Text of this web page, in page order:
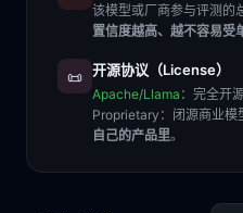
该模型或厂商参与评测的
置信度越高、越不容易受
📜 开源协议（License）
Apache/Llama ：完全开
Proprietary ：闭源商业模
自己的产品里。